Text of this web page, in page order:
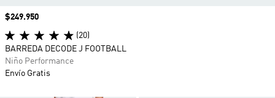
Precio
$249.950
(20)
BARREDA DECODE J FOOTBALL
Niño Performance
Envío Gratis